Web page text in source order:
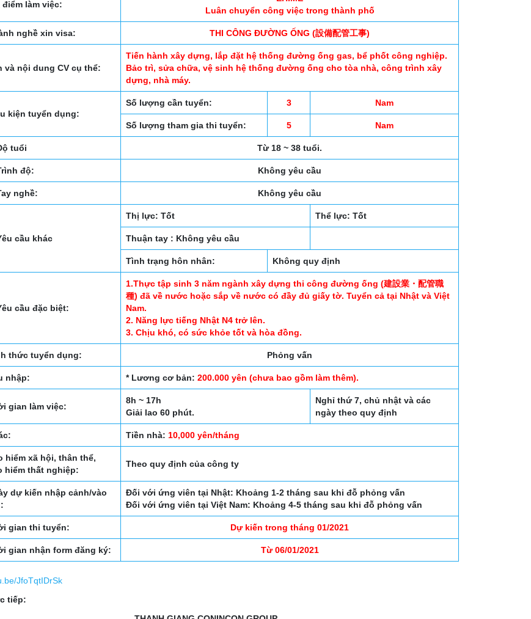
điểm làm việc:
Luân chuyển công việc trong thành phố
nghề xin visa: THI CÔNG ĐƯỜNG ỐNG (設備配管工事)
và nội dung CV cụ thể:
Tiến hành xây dựng, lắp đặt hệ thống đường ống gas, bể phốt công nghiệp.
Bảo trì, sửa chữa, vệ sinh hệ thống đường ống cho tòa nhà, công trình xây
dựng, nhà máy.
kiện tuyển dụng:
Số lượng cần tuyển: 3 Nam
Số lượng tham gia thi tuyển: 5 Nam
tuổi Từ 18 ~ 38 tuổi.
độ: Không yêu cầu
nghề: Không yêu cầu
cầu khác
Thị lực: Tốt Thể lực: Tốt
Thuận tay : Không yêu cầu
Tình trạng hôn nhân: Không quy định
cầu đặc biệt:
1.Thực tập sinh 3 năm ngành xây dựng thi công đường ống (建設業・配管職
種) đã về nước hoặc sắp về nước có đầy đủ giấy tờ. Tuyển cả tại Nhật và Việt
Nam.
2. Năng lực tiếng Nhật N4 trở lên.
3. Chịu khó, có sức khỏe tốt và hòa đồng.
thức tuyển dụng: Phỏng vấn
nhập: * Lương cơ bản:200.000 yên (chưa bao gồm làm thêm).
gian làm việc:
8h ~ 17h
Giải lao 60 phút.
Nghỉ thứ 7, chủ nhật và các
ngày theo quy định
Tiền nhà:10,000 yên/tháng
hiểm xã hội, thân thể,
hiểm thất nghiệp:
Theo quy định của công ty
dự kiến nhập cảnh/vào
Đối với ứng viên tại Nhật: Khoảng 1-2 tháng sau khi đỗ phỏng vấn
Đối với ứng viên tại Việt Nam: Khoảng 4-5 tháng sau khi đỗ phỏng vấn
gian thi tuyển: Dự kiến trong tháng 01/2021
gian nhận form đăng ký: Từ 06/01/2021
JfoTqtIDrSk
tiếp: